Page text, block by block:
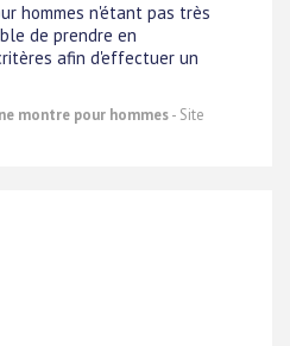
hommes n'étant pas très
de prendre en
afin d'effectuer un
montre pour hommes- Site